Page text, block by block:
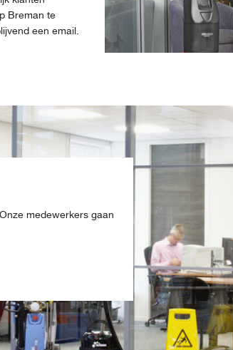
Breman te
een email.
medewerkers gaan